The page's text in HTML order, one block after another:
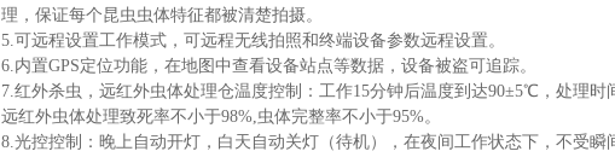
理，保证每个昆虫虫体特征都被清楚拍摄。
5.可远程设置工作模式，可远程无线拍照和终端设备参数远程设置。
6.内置GPS定位功能，在地图中查看设备站点等数据，设备被盗可追踪。
7.红外杀虫，远红外虫体处理仓温度控制：工作15分钟后温度到达90±5℃，处理时
远红外虫体处理致死率不小于98%,虫体完整率不小于95%。
8.光控控制：晚上自动开灯，白天自动关灯（待机），在夜间工作状态下，不受瞬